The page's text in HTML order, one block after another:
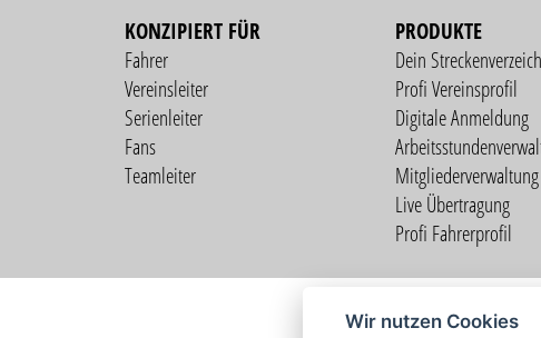
KONZIPIERT FÜR
Fahrer
Vereinsleiter
Serienleiter
Fans
Teamleiter
PRODUKTE
Dein
Profi Vereinsprofil
Digitale Anmeldung
Mitgliederverwaltung
Live Übertragung
Profi Fahrerprofil
Wir nutzen Cookies